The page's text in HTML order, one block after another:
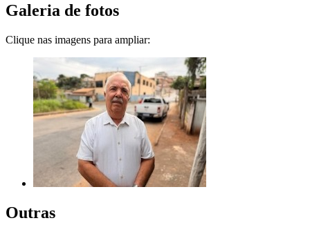
Galeria de fotos
Clique nas imagens para ampliar:
Outras